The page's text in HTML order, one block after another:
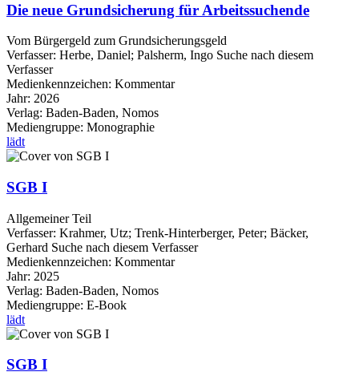
Die neue Grundsicherung für Arbeitssuchende
Vom Bürgergeld zum Grundsicherungsgeld
Verfasser: Herbe, Daniel; Palsherm, Ingo Suche nach diesem
Verfasser
Medienkennzeichen: Kommentar
Jahr: 2026
Verlag: Baden-Baden, Nomos
Mediengruppe: Monographie
lädt
SGB I
Allgemeiner Teil
Verfasser: Krahmer, Utz; Trenk-Hinterberger, Peter; Bäcker,
Gerhard Suche nach diesem Verfasser
Medienkennzeichen: Kommentar
Jahr: 2025
Verlag: Baden-Baden, Nomos
Mediengruppe: E-Book
lädt
SGB I